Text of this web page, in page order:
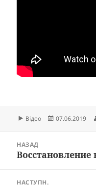
Формат
Відео Опубліковано
07.06.2019
записівНАЗАД
Попередній
НАСТУПН.